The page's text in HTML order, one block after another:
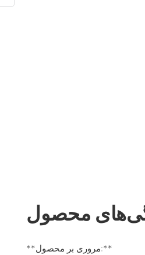
محصول
**مروری بر محصول:**